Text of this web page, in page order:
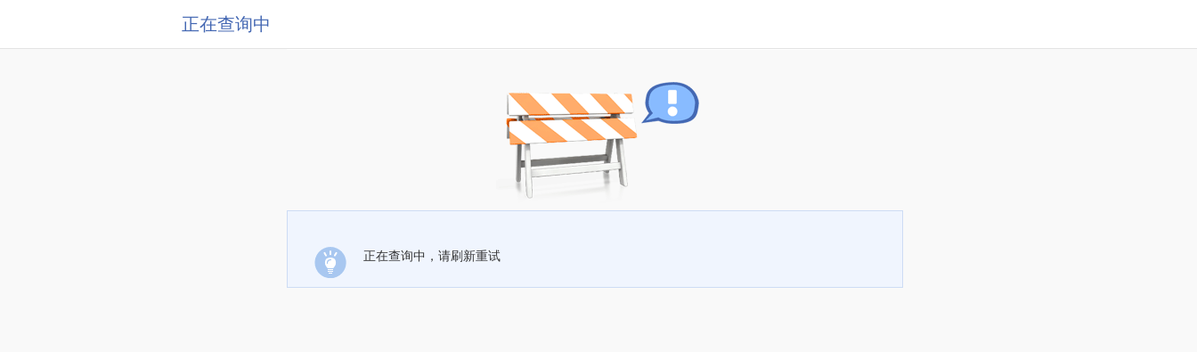
正在查询中
正在查询中，请刷新重试